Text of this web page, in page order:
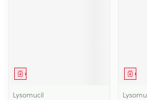
Geneesmiddel
Lysomucil